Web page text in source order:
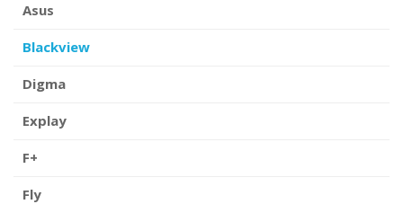
Asus
Blackview
Digma
Explay
F+
Fly